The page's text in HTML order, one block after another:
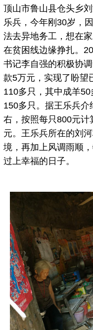
顶山市鲁山县仓头乡
乐兵，今年刚30岁，
法去异地务工，想在
在贫困线边缘挣扎。
书记李自强的积极协
款5万元，实现了盼望
110多只，其中成羊
150多只。据王乐兵
右，按照每只800元
元。王乐兵所在的刘
境，再加上风调雨顺
过上幸福的日子。